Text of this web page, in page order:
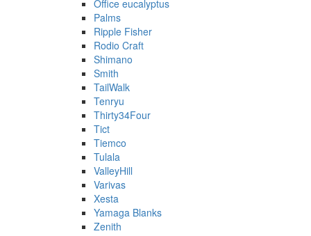
Office eucalyptus
Palms
Ripple Fisher
Rodio Craft
Shimano
Smith
TailWalk
Tenryu
Thirty34Four
Tict
Tiemco
Tulala
ValleyHill
Varivas
Xesta
Yamaga Blanks
Zenith